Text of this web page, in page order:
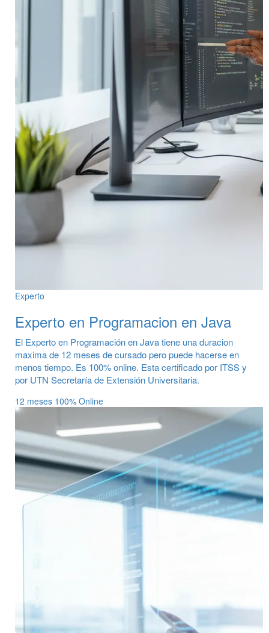
Experto
Experto en Programacion en Java
El Experto en Programación en Java tiene una duracion
maxima de 12 meses de cursado pero puede hacerse en
menos tiempo. Es 100% online. Esta certificado por ITSS y
por UTN Secretaría de Extensión Universitaria.
12 meses 100% Online